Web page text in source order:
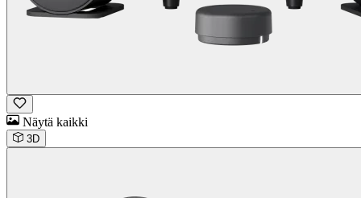
Näytä kaikki
3D